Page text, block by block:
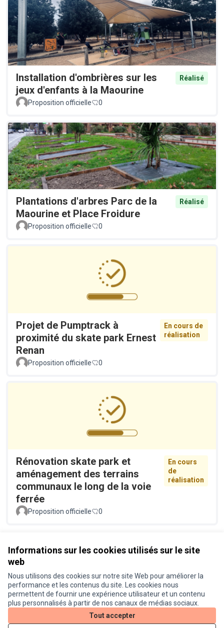
Informations sur les cookies utilisés sur le site
web
Nous utilisons des cookies sur notre site Web pour améliorer la
performance et les contenus du site. Les cookies nous
permettent de fournir une expérience utilisateur et un contenu
plus personnalisés à partir de nos canaux de médias sociaux.
Tout accepter
Installation d'ombrières sur les
jeux d'enfants à la Maourine
Réalisé
Proposition officielle 0
Plantations d'arbres Parc de la
Maourine et Place Froidure
Réalisé
Proposition officielle 0
Projet de Pumptrack à
proximité du skate park Ernest
Renan
En cours de
réalisation
Proposition officielle 0
Rénovation skate park et
aménagement des terrains
communaux le long de la voie
ferrée
En cours
de
réalisation
Proposition officielle 0
Conditions d'utilisation
Paramètres des cookies
Je participe ! sur X
(Lien externe)
Je participe ! sur Facebook
Je participe ! sur Instagram